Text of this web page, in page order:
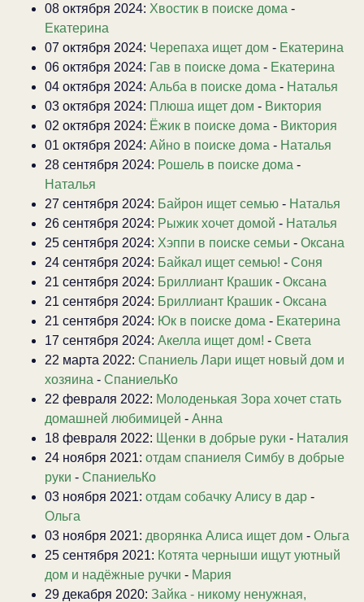
08 октября 2024: Хвостик в поиске дома -
Екатерина
07 октября 2024: Черепаха ищет дом - Екатерина
06 октября 2024: Гав в поиске дома - Екатерина
04 октября 2024: Альба в поиске дома - Наталья
03 октября 2024: Плюша ищет дом - Виктория
02 октября 2024: Ёжик в поиске дома - Виктория
01 октября 2024: Айно в поиске дома - Наталья
28 сентября 2024: Рошель в поиске дома -
Наталья
27 сентября 2024: Байрон ищет семью - Наталья
26 сентября 2024: Рыжик хочет домой - Наталья
25 сентября 2024: Хэппи в поиске семьи - Оксана
24 сентября 2024: Байкал ищет семью! - Соня
21 сентября 2024: Бриллиант Крашик - Оксана
21 сентября 2024: Бриллиант Крашик - Оксана
21 сентября 2024: Юк в поиске дома - Екатерина
17 сентября 2024: Акелла ищет дом! - Света
22 марта 2022: Спаниель Лари ищет новый дом и
хозяина - СпаниельКо
22 февраля 2022: Молоденькая Зора хочет стать
домашней любимицей - Анна
18 февраля 2022: Щенки в добрые руки - Наталия
24 ноября 2021: отдам спаниеля Симбу в добрые
руки - СпаниельКо
03 ноября 2021: отдам собачку Алису в дар -
Ольга
03 ноября 2021: дворянка Алиса ищет дом - Ольга
25 сентября 2021: Котята черныши ищут уютный
дом и надёжные ручки - Мария
29 декабря 2020: Зайка - никому ненужная,